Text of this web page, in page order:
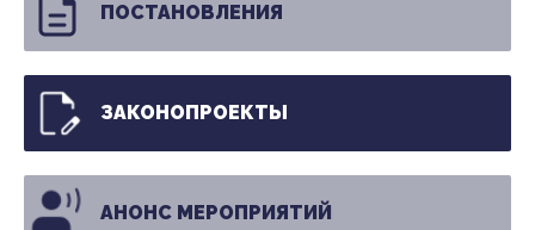
ПОСТАНОВЛЕНИЯ
ЗАКОНОПРОЕКТЫ
АНОНС МЕРОПРИЯТИЙ